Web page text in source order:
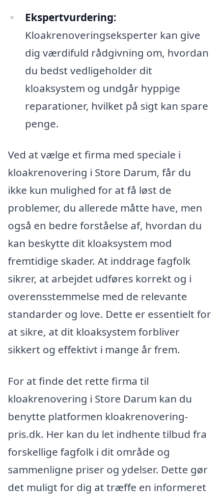
Ekspertvurdering:
Kloakrenoveringseksperter kan give
dig værdifuld rådgivning om, hvordan
du bedst vedligeholder dit
kloaksystem og undgår hyppige
reparationer, hvilket på sigt kan spare
penge.
Ved at vælge et firma med speciale i
kloakrenovering i Store Darum, får du
ikke kun mulighed for at få løst de
problemer, du allerede måtte have, men
også en bedre forståelse af, hvordan du
kan beskytte dit kloaksystem mod
fremtidige skader. At inddrage fagfolk
sikrer, at arbejdet udføres korrekt og i
overensstemmelse med de relevante
standarder og love. Dette er essentielt for
at sikre, at dit kloaksystem forbliver
sikkert og effektivt i mange år frem.
For at finde det rette firma til
kloakrenovering i Store Darum kan du
benytte platformen kloakrenovering-
pris.dk. Her kan du let indhente tilbud fra
forskellige fagfolk i dit område og
sammenligne priser og ydelser. Dette gør
det muligt for dig at træffe en informeret